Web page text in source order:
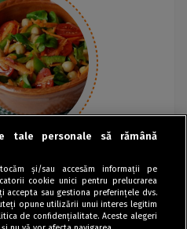
tale personale să rămână
și/sau accesăm informații pe
cookie unici pentru prelucrarea
accepta sau gestiona preferințele dvs.
opune utilizării unui interes legitim
de confidențialitate. Aceste alegeri